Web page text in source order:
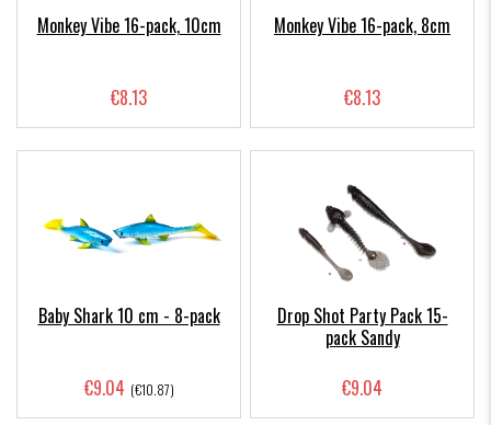
Monkey Vibe 16-pack, 10cm
€8.13
Monkey Vibe 16-pack, 8cm
€8.13
Baby Shark 10 cm - 8-pack
€9.04 (€10.87)
Drop Shot Party Pack 15-
pack Sandy
€9.04